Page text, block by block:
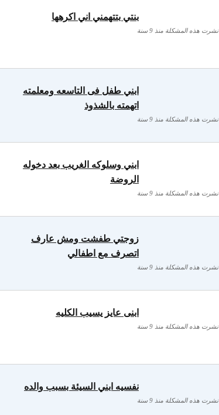
بنتي بتتهمني اني اكرهها
نشرت هذه المشكلة منذ 9 سنة
ابني طفل فى التاسعه ومعلمته
اتهمته بالشذوذ
نشرت هذه المشكلة منذ 9 سنة
ابني وسلوكه الغريب بعد دخوله
الروضة
نشرت هذه المشكلة منذ 9 سنة
زوجتي طفشت ومش عارف
اتصرف مع اطفالي
نشرت هذه المشكلة منذ 9 سنة
ابنى عايز يسيب الكليه
نشرت هذه المشكلة منذ 9 سنة
نفسيه ابني السيئة بسبب والده
نشرت هذه المشكلة منذ 9 سنة